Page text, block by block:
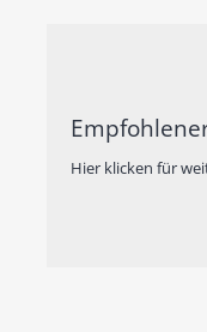
Hier klicken für